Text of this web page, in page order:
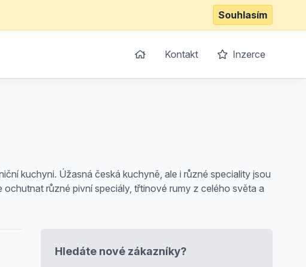
Souhlasím
Kontakt Inzerce
kuchyni. Úžasná česká kuchyně, ale i různé speciality jsou
různé pivní speciály, třtinové rumy z celého světa a
Hledáte nové zákazníky?